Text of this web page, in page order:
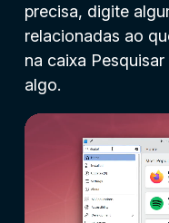
precisa, digite
relacionadas ao
na caixa Pesquisar
algo.